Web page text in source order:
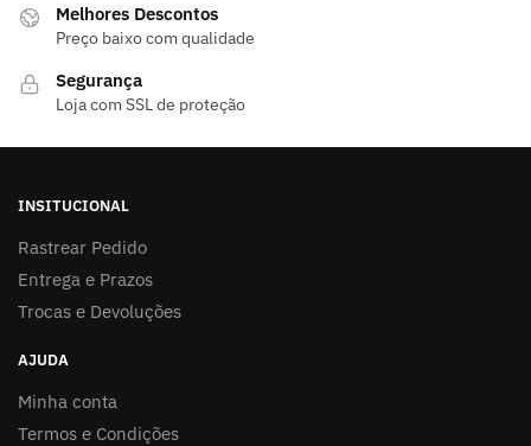
escolhidas
página
do
Melhores Descontos
Preço baixo com qualidade
Segurança
Loja com SSL de proteção
INSITUCIONAL
Rastrear Pedido
Entrega e Prazos
Trocas e Devoluções
AJUDA
Minha conta
Termos e Condições